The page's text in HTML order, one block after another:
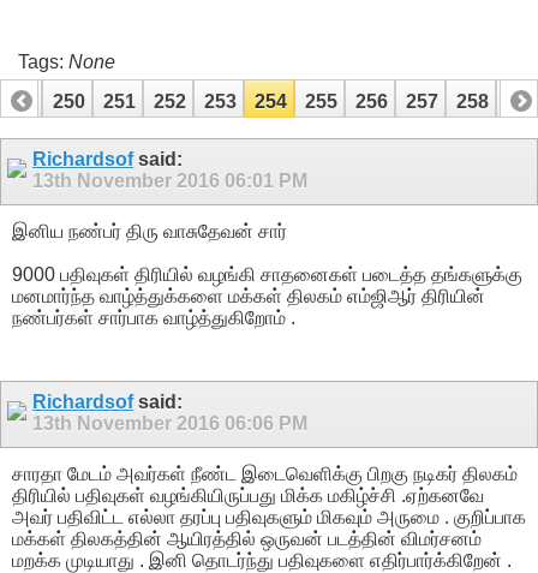
Tags: None
249
250 251 252 253 254 255 256 257 258 259
269 270
Richardsofsaid:
13th November 2016 06:01 PM
இனிய நண்பர் திரு வாசுதேவன் சார்
9000 பதிவுகள் திரியில் வழங்கி சாதனைகள் படைத்த தங்களுக்கு
மனமார்ந்த வாழ்த்துக்களை மக்கள் திலகம் எம்ஜிஆர் திரியின்
நண்பர்கள் சார்பாக வாழ்த்துகிறோம் .
Richardsofsaid:
13th November 2016 06:06 PM
சாரதா மேடம் அவர்கள் நீண்ட இடைவெளிக்கு பிறகு நடிகர் திலகம்
திரியில் பதிவுகள் வழங்கியிருப்பது மிக்க மகிழ்ச்சி .ஏற்கனவே
அவர் பதிவிட்ட எல்லா தரப்பு பதிவுகளும் மிகவும் அருமை . குறிப்பாக
மக்கள் திலகத்தின் ஆயிரத்தில் ஒருவன் படத்தின் விமர்சனம்
மறக்க முடியாது . இனி தொடர்ந்து பதிவுகளை எதிர்பார்க்கிறேன் .